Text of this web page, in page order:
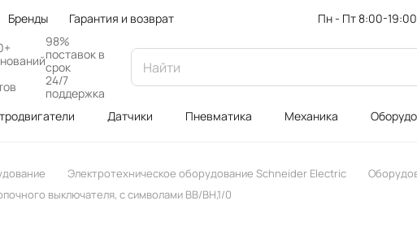
Бренды Гарантия и возврат Пн - Пт 8:00-19:00
98%
поставок в
срок
24/7
поддержка
Датчики Пневматика Механика
Электротехническое оборудование Schneider Electric
выключателя, с символами ВВ/ВН,1/0